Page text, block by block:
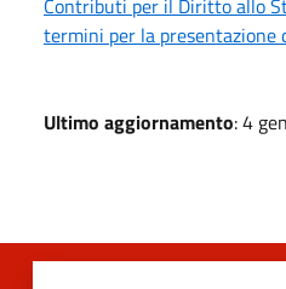
Contributi per il Diritto allo
termini per la presentazione
Ultimo aggiornamento: 4